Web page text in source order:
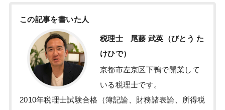
この記事を書いた人
税理士 尾藤 武英（びとう た
けひで）
京都市左京区下鴨で開業して
いる税理士です。
2010年税理士試験合格（簿記論、財務諸表論、所得税